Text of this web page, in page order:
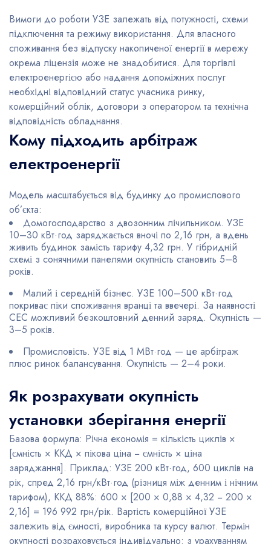
Вимоги до роботи УЗЕ залежать від потужності, схеми
підключення та режиму використання. Для власного
споживання без відпуску накопиченої енергії в мережу
окрема ліцензія може не знадобитися. Для торгівлі
електроенергією або надання допоміжних послуг
необхідні відповідний статус учасника ринку,
комерційний облік, договори з оператором та технічна
відповідність обладнання.
Кому підходить арбітраж
електроенергії
Модель масштабується від будинку до промислового
об’єкта:
Домогосподарство з двозонним лічильником. УЗЕ
10–30 кВт·год заряджається вночі по 2,16 грн, а вдень
живить будинок замість тарифу 4,32 грн. У гібридній
схемі з сонячними панелями окупність становить 5–8
років.
Малий і середній бізнес. УЗЕ 100–500 кВт·год
покриває піки споживання вранці та ввечері. За наявності
СЕС можливий безкоштовний денний заряд. Окупність —
3–5 років.
Промисловість. УЗЕ від 1 МВт·год — це арбітраж
плюс ринок балансування. Окупність — 2–4 роки.
Як розрахувати окупність
установки зберігання енергії
Базова формула: Річна економія = кількість циклів ×
[ємність × ККД × пікова ціна − ємність × ціна
заряджання]. Приклад: УЗЕ 200 кВт·год, 600 циклів на
рік, спред 2,16 грн/кВт·год (різниця між денним і нічним
тарифом), ККД 88%: 600 × [200 × 0,88 × 4,32 − 200 ×
2,16] = 196 992 грн/рік. Вартість комерційної УЗЕ
залежить від ємності, виробника та курсу валют. Термін
окупності розраховується індивідуально: з урахуванням